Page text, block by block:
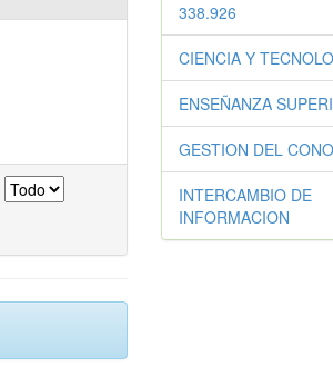
338.926
CIENCIA Y
ENSEÑANZA
GESTION DEL
INTERCAMBIO DE
INFORMACION